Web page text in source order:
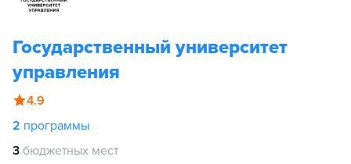
Государственный университет
управления
4.9
2 программы
3 бюджетных мест